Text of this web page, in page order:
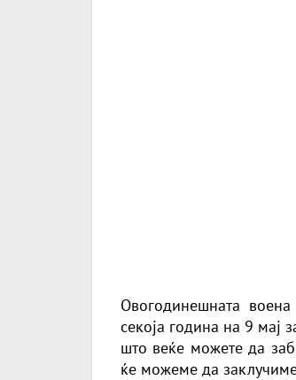
Овогодинешната
секоја година на 9 мај
што веќе можете да
ќе можеме да